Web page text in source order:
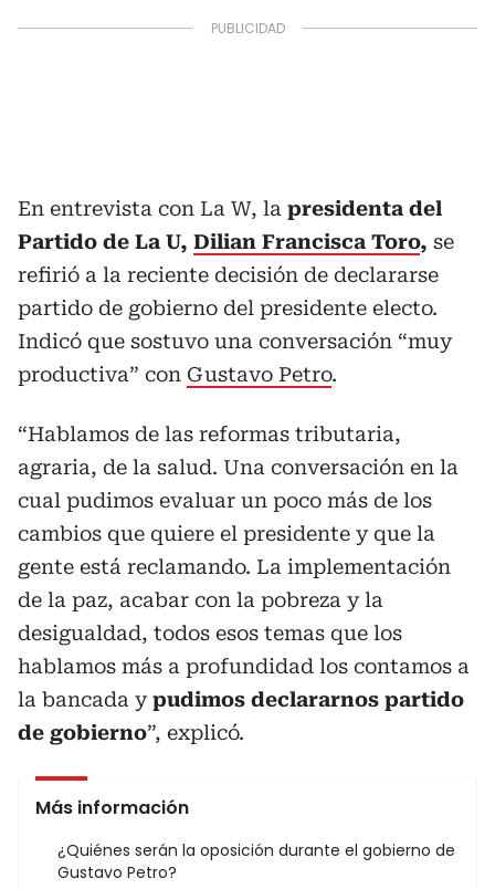
En entrevista con La W, la presidenta del
Partido de La U, Dilian Francisca Toro, se
refirió a la reciente decisión de declararse
partido de gobierno del presidente electo.
Indicó que sostuvo una conversación “muy
productiva” con Gustavo Petro.
“Hablamos de las reformas tributaria,
agraria, de la salud. Una conversación en la
cual pudimos evaluar un poco más de los
cambios que quiere el presidente y que la
gente está reclamando. La implementación
de la paz, acabar con la pobreza y la
desigualdad, todos esos temas que los
hablamos más a profundidad los contamos a
la bancada ypudimos declararnos partido
de gobierno”, explicó.
Más información
¿Quiénes serán la oposición durante el gobierno de
Gustavo Petro?